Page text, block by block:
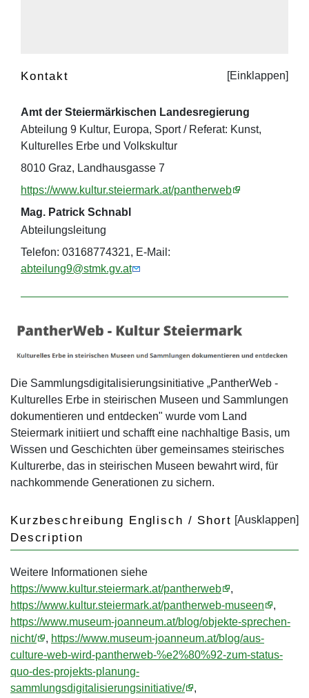
Kontakt
Amt der Steiermärkischen Landesregierung
Abteilung 9 Kultur, Europa, Sport / Referat: Kunst,
Kulturelles Erbe und Volkskultur
8010 Graz, Landhausgasse 7
https://www.kultur.steiermark.at/pantherweb
Mag. Patrick Schnabl
Abteilungsleitung
Telefon: 03168774321, E-Mail:
abteilung9@stmk.gv.at
Die Sammlungsdigitalisierungsinitiative „PantherWeb -
Kulturelles Erbe in steirischen Museen und Sammlungen
dokumentieren und entdecken" wurde vom Land
Steiermark initiiert und schafft eine nachhaltige Basis, um
Wissen und Geschichten über gemeinsames steirisches
Kulturerbe, das in steirischen Museen bewahrt wird, für
nachkommende Generationen zu sichern.
Kurzbeschreibung Englisch / Short
Description
Weitere Informationen siehe
https://www.kultur.steiermark.at/pantherweb
,
https://www.kultur.steiermark.at/pantherweb-museen
,
https://www.museum-joanneum.at/blog/objekte-sprechen-
nicht/
, https://www.museum-joanneum.at/blog/aus-
culture-web-wird-pantherweb-%e2%80%92-zum-status-
quo-des-projekts-planung-
sammlungsdigitalisierungsinitiative/
,